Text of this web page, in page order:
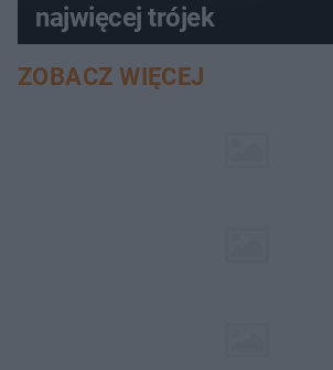
najwięcej trójek
ZOBACZ WIĘCEJ